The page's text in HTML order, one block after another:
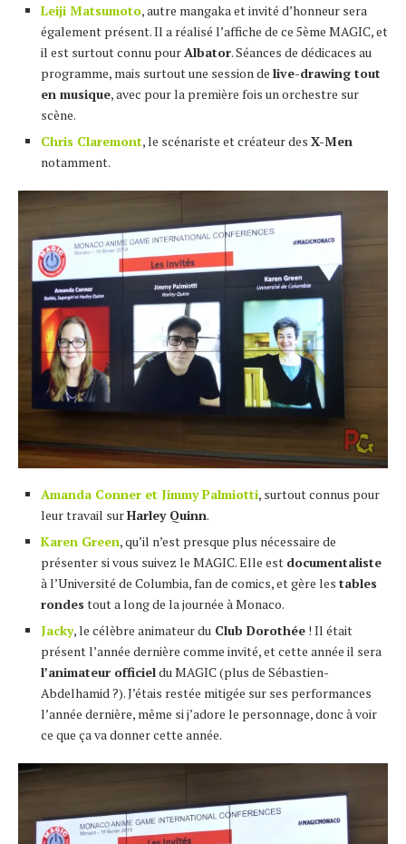
Leiji Matsumoto, autre mangaka et invité d’honneur sera
également présent. Il a réalisé l’affiche de ce 5ème MAGIC, et
il est surtout connu pour Albator. Séances de dédicaces au
programme, mais surtout une session de live-drawing tout
en musique, avec pour la première fois un orchestre sur
scène.
Chris Claremont, le scénariste et créateur des X-Men
notamment.
Amanda Conner et Jimmy Palmiotti, surtout connus pour
leur travail surHarley Quinn.
Karen Green, qu’il n’est presque plus nécessaire de
présenter si vous suivez le MAGIC. Elle est documentaliste
à l’Université de Columbia, fan de comics, et gère les tables
rondes tout a long de la journée à Monaco.
Jacky, le célèbre animateur du Club Dorothée ! Il était
présent l’année dernière comme invité, et cette année il sera
l’animateur officieldu MAGIC (plus de Sébastien-
Abdelhamid ?). J’étais restée mitigée sur ses performances
l’année dernière, même si j’adore le personnage, donc à voir
ce que ça va donner cette année.